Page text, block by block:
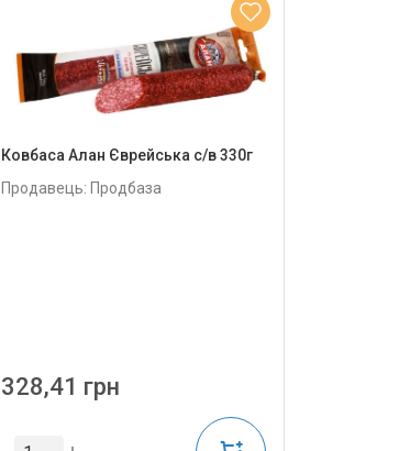
Ковбаса Алан Єврейська с/в 330г
Продавець: Продбаза
328,41 грн